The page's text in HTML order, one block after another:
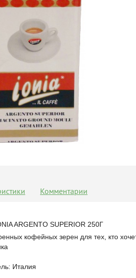
Комментарии
ARGENTO SUPERIOR 250Г
кофейных зерен для тех, кто
Италия